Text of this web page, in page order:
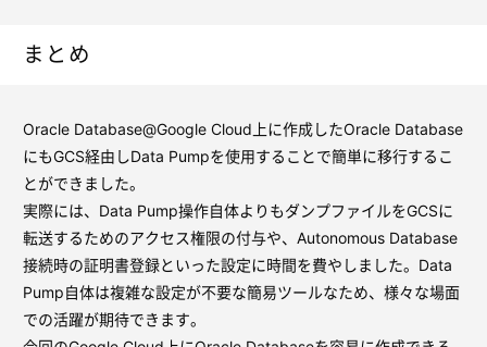
まとめ
Oracle Database@Google Cloud上に作成したOracle Database
にもGCS経由しData Pumpを使用することで簡単に移行するこ
とができました。
実際には、Data Pump操作自体よりもダンプファイルをGCSに
転送するためのアクセス権限の付与や、Autonomous Database
接続時の証明書登録といった設定に時間を費やしました。Data
Pump自体は複雑な設定が不要な簡易ツールなため、様々な場面
での活躍が期待できます。